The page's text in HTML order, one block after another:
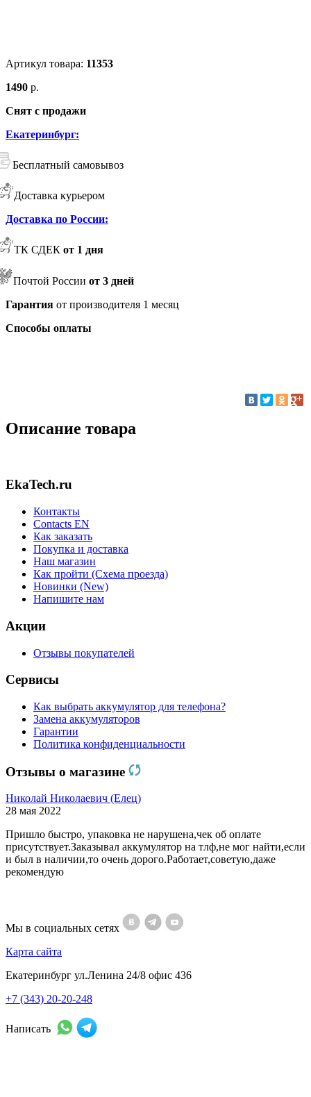
Артикул товара: 11353
1490 р.
Снят с продажи
Екатеринбург:
Бесплатный самовывоз
Доставка курьером
Доставка по России:
ТК СДЕК от 1 дня
Почтой России от 3 дней
Гарантия от производителя 1 месяц
Способы оплаты
Описание товара
EkaTech.ru
Контакты
Contacts EN
Как заказать
Покупка и доставка
Наш магазин
Как пройти (Схема проезда)
Новинки (New)
Напишите нам
Акции
Отзывы покупателей
Сервисы
Как выбрать аккумулятор для телефона?
Замена аккумуляторов
Гарантии
Политика конфиденциальности
Отзывы о магазине
Николай Николаевич (Елец)
28 мая 2022
Пришло быстро, упаковка не нарушена,чек об оплате
присутствует.Заказывал аккумулятор на тлф,не мог найти,если
и был в наличии,то очень дорого.Работает,советую,даже
рекомендую
Мы в социальных сетях
Карта сайта
Екатеринбург ул.Ленина 24/8 офис 436
+7 (343) 20-20-248
Написать